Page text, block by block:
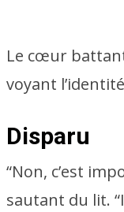
Le cœur
voyant
Disparu
“Non, c’est
sautant du lit.